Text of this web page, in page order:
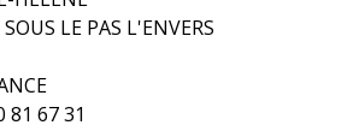
LE PAS L'ENVERS
81 67 31